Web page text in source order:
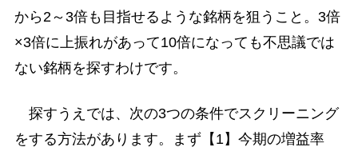
から2～3倍も目指せるような銘柄を狙うこと。3倍
×3倍に上振れがあって10倍になっても不思議では
ない銘柄を探すわけです。
探すうえでは、次の3つの条件でスクリーニング
をする方法があります。まず【1】今期の増益率